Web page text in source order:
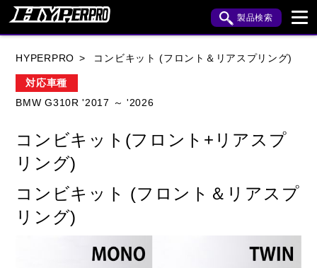
製品検索
KAWASAKI
BUELL CAGIVA DUCATI
HARLEY DAVIDSON
KTM MOTO GUZZI
HYPERPRO コンビキット (フロント＆リアスプリング)
対応車種
BMW G310R '2017 ～ '2026
コンビキット(フロント+リアスプ
リング)
コンビキット (フロント＆リアスプ
リング)